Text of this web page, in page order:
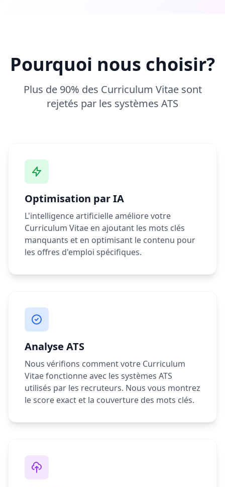
Pourquoi nous choisir?
Plus de 90% des Curriculum Vitae sont
rejetés par les systèmes ATS
Optimisation par IA
L'intelligence artificielle améliore votre
Curriculum Vitae en ajoutant les mots clés
manquants et en optimisant le contenu pour
les offres d'emploi spécifiques.
Analyse ATS
Nous vérifions comment votre Curriculum
Vitae fonctionne avec les systèmes ATS
utilisés par les recruteurs. Nous vous montrez
le score exact et la couverture des mots clés.